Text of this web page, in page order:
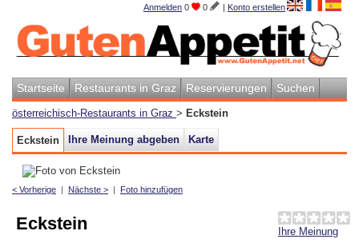
Anmelden 0 0 | Konto erstellen
Startseite Restaurants in Graz Reservierungen Suchen
österreichisch-Restaurants in Graz > Eckstein
Eckstein Ihre Meinung abgeben Karte
< Vorherige | Nächste > | Foto hinzufügen
Ihre Meinung
Eckstein